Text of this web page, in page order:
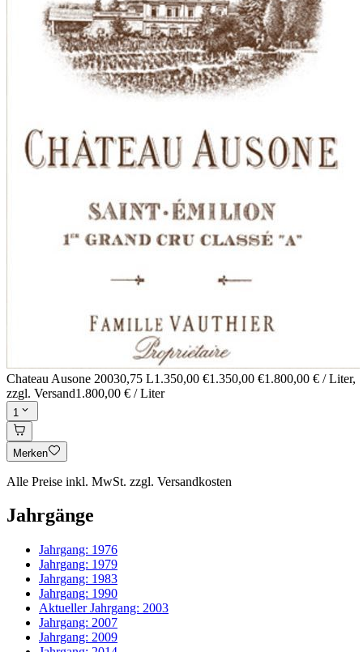
Chateau Ausone 20030,75 L1.350,00 €1.350,00 €1.800,00 € / Liter,
zzgl. Versand1.800,00 € / Liter
1
Merken
Alle Preise inkl. MwSt. zzgl. Versandkosten
Jahrgänge
Jahrgang: 1976
Jahrgang: 1979
Jahrgang: 1983
Jahrgang: 1990
Aktueller Jahrgang: 2003
Jahrgang: 2007
Jahrgang: 2009